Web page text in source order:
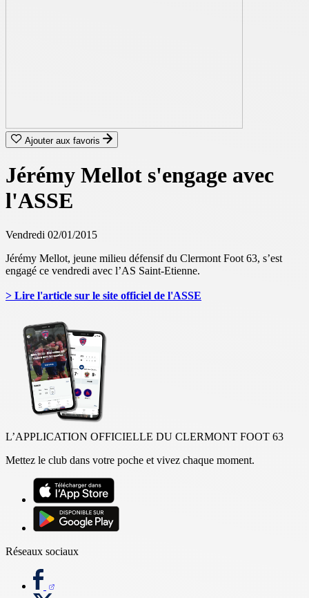
Ajouter aux favoris
Jérémy Mellot s'engage avec
l'ASSE
Vendredi 02/01/2015
Jérémy Mellot, jeune milieu défensif du Clermont Foot 63, s’est
engagé ce vendredi avec l’AS Saint-Etienne.
> Lire l'article sur le site officiel de l'ASSE
L’APPLICATION OFFICIELLE DU CLERMONT FOOT 63
Mettez le club dans votre poche et vivez chaque moment.
Réseaux sociaux